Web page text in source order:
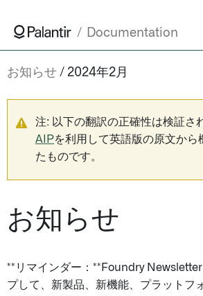
Documentation
お知らせ 2024年2月
注: 以下の翻訳の正確性は検証さ
AIPを利用して英語版の原文から
たものです。
お知らせ
**リマインダー：**Foundry
プして、新製品、新機能、プラットフ